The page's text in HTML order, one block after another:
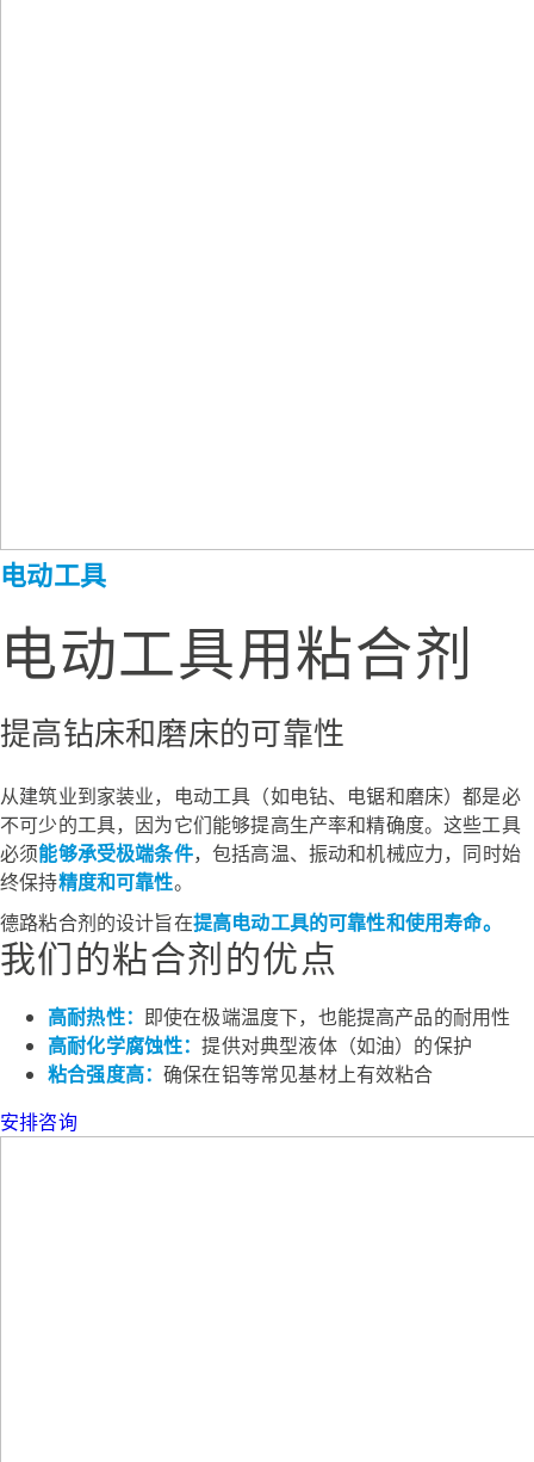
电动工具
电动工具用粘合剂
提高钻床和磨床的可靠性
从建筑业到家装业，电动工具（如电钻、电锯和磨床）都是必
不可少的工具，因为它们能够提高生产率和精确度。这些工具
必须能够承受极端条件，包括高温、振动和机械应力，同时始
终保持精度和可靠性。
德路粘合剂的设计旨在提高电动工具的可靠性和使用寿命。
我们的粘合剂的优点
高耐热性： 即使在极端温度下，也能提高产品的耐用性
高耐化学腐蚀性：提供对典型液体（如油）的保护
粘合强度高：确保在铝等常见基材上有效粘合
安排咨询